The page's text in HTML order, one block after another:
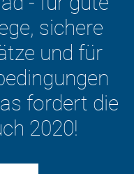
Der ADFC will
–
im